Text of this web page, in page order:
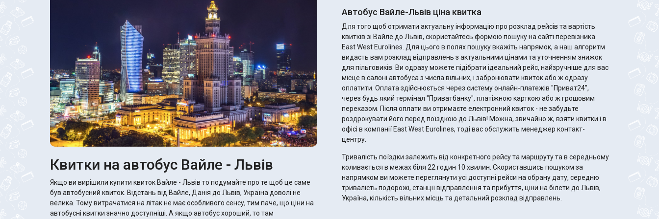
Квитки на автобус Вайле - Львів
Якщо ви вирішили купити квиток Вайле - Львів то подумайте про те щоб це саме
був автобусний квиток. Відстань від Вайле, Данія до Львів, Україна доволі не
велика. Тому витрачатися на літак не має особливого сенсу, тим паче, що ціни на
автобусні квитки значно доступніші. А якщо автобус хороший, то там
Автобус Вайле-Львів ціна квитка
Для того щоб отримати актуальну інформацію про розклад рейсів та вартість
квитків зі Вайле до Львів, скористайтесь формою пошуку на сайті перевізника
East West Eurolines. Для цього в полях пошуку вкажіть напрямок, а наш алгоритм
видасть вам розклад відправлень з актуальними цінами та уточненням знижок
для пільговиків. Ви одразу можете підібрати ідеальний рейс, найзручніше для вас
місце в салоні автобуса з числа вільних, і забронювати квиток або ж одразу
оплатити. Оплата здійснюється через систему онлайн-платежів "Приват24",
через будь який термінал "Приватбанку", платіжною карткою або ж грошовим
переказом. Після оплати ви отримаєте електронний квиток - не забудьте
роздрокувати його перед поїздкою до Львів! Можна, звичайно ж, взяти квитки і в
офісі в компанії East West Eurolines, тоді вас обслужить менеджер контакт-
центру.
Тривалість поїздки залежить від конкретного рейсу та маршруту та в середньому
коливається в межах біля 22 годин 10 хвилин. Скориставшись пошуком за
напрямком ви можете переглянути усі доступні рейси на обрану дату, середню
тривалість подорожі, станції відправлення та прибуття, ціни на білети до Львів,
Україна, кількість вільних місць та детальний розклад відправлень.